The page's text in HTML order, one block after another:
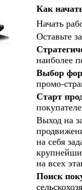
Как
Начать
Оставьте
наиболее
Выбор
промо-
Старт
Выход на
на себя
на всех
Поиск